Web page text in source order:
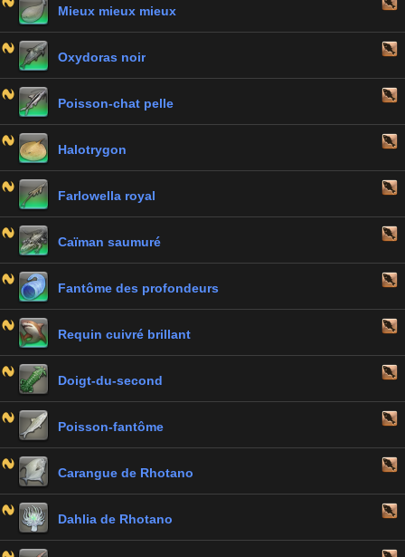
Mieux mieux mieux
Oxydoras noir
Poisson-chat pelle
Halotrygon
Farlowella royal
Caïman saumuré
Fantôme des profondeurs
Requin cuivré brillant
Doigt-du-second
Poisson-fantôme
Carangue de Rhotano
Dahlia de Rhotano